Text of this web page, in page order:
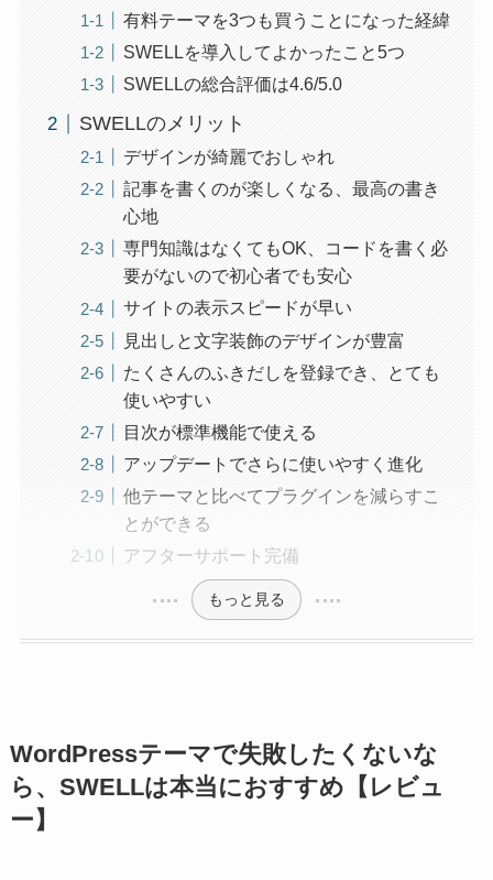
有料テーマを3つも買うことになった経緯
SWELLを導入してよかったこと5つ
SWELLの総合評価は4.6/5.0
SWELLのメリット
デザインが綺麗でおしゃれ
記事を書くのが楽しくなる、最高の書き
心地
専門知識はなくてもOK、コードを書く必
要がないので初心者でも安心
サイトの表示スピードが早い
見出しと文字装飾のデザインが豊富
たくさんのふきだしを登録でき、とても
使いやすい
目次が標準機能で使える
アップデートでさらに使いやすく進化
他テーマと比べてプラグインを減らすこ
とができる
アフターサポート完備
もっと見る
WordPressテーマで失敗したくないな
ら、SWELLは本当におすすめ【レビュ
ー】